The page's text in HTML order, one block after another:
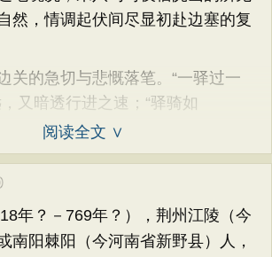
然，情调起伏间尽显初赴边塞的复
的急切与悲慨落笔。“一驿过一
又暗透行进之速；“驿骑如
阅读全文 ∨
年？－769年？），荆州江陵（今
南阳棘阳（今河南省新野县）人，